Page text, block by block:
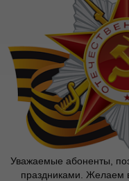
Уважаемые абоненты,
праздниками. Желаем